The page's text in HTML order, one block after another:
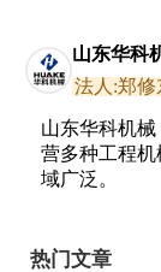
山东华科
法人:郑修
山东华科机
营多种工程
域广泛。
热门文章